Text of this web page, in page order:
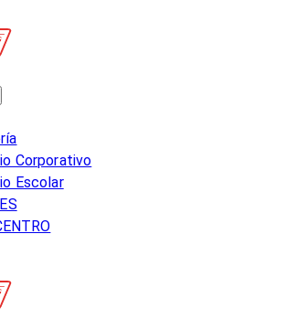
Corporativo
Escolar